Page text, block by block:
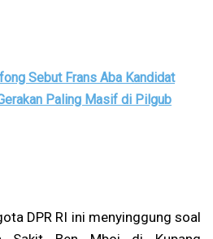
Sebut Frans Aba Kandidat
Paling Masif di Pilgub
DPR RI ini menyinggung soal